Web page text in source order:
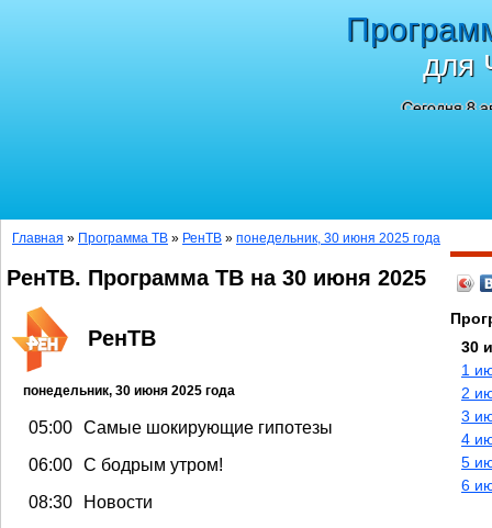
для
Сегодня 8
Главная » Программа ТВ » РенТВ » понедельник, 30 июня 2025 года
РенТВ. Программа ТВ на 30 июня 2025
РенТВ
понедельник, 30 июня 2025 года
05:00 Самые шокирующие гипотезы
06:00 С бодрым утром!
08:30
Новости
30
1
2
3
4
5
6